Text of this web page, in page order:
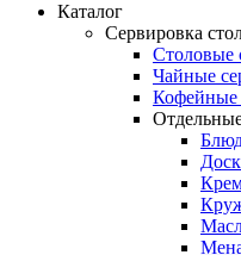
Каталог
Сервировка
Столовые
Чайные
Кофейные